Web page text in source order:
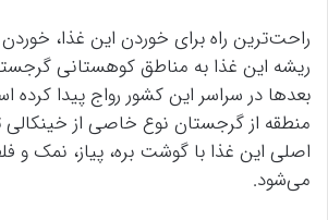
راحت‌ترین راه برای خوردن این غذا،
ریشه این غذا به مناطق کوهستانی
بعدها در سراسر این کشور رواج پیدا کرده
منطقه از گرجستان نوع خاصی از
اصلی این غذا با گوشت بره، پیاز، نمک و
می‌شود.